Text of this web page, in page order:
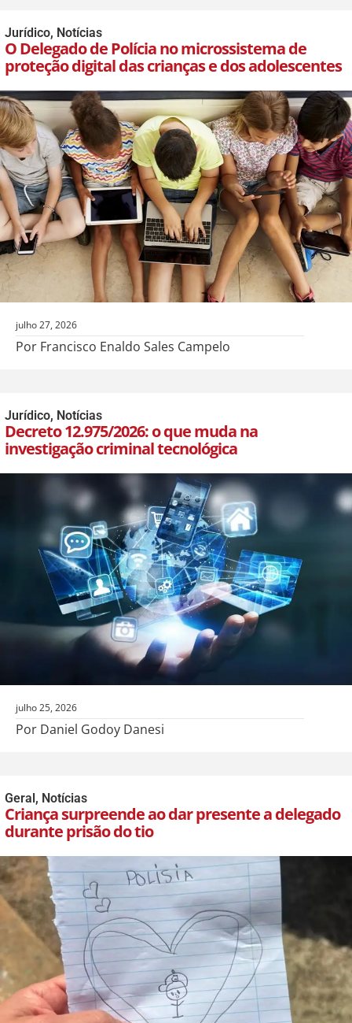
Jurídico, Notícias
O Delegado de Polícia no microssistema de
proteção digital das crianças e dos adolescentes
julho 27, 2026
Por Francisco Enaldo Sales Campelo
Jurídico, Notícias
Decreto 12.975/2026: o que muda na
investigação criminal tecnológica
julho 25, 2026
Por Daniel Godoy Danesi
Geral, Notícias
Criança surpreende ao dar presente a delegado
durante prisão do tio